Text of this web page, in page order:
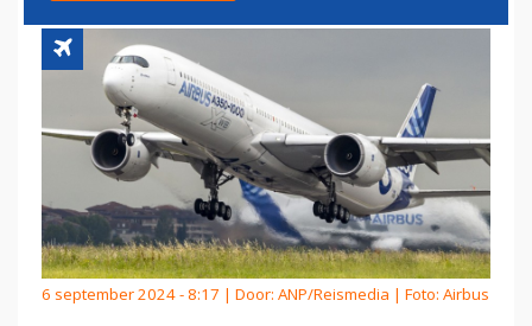
6 september 2024 - 8:17 | Door: ANP/Reismedia | Foto: Airbus